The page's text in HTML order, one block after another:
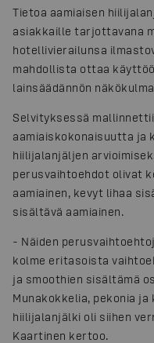
Tietoa aamiaisen
asiakkaille tarjottavana
hotellivierailunsa
mahdollista ottaa
lainsäädännön
Selvityksessä
aamiaiskokonaisuutta ja
hiilijalanjäljen
perusvaihtoehdot olivat
aamiainen, kevyt lihaa
sisältävä aamiainen.
- Näiden
kolme eritasoista
ja smoothien sisältämä
Munakokkelia, pekonia
hiilijalanjälki oli siihen
Kaartinen kertoo.